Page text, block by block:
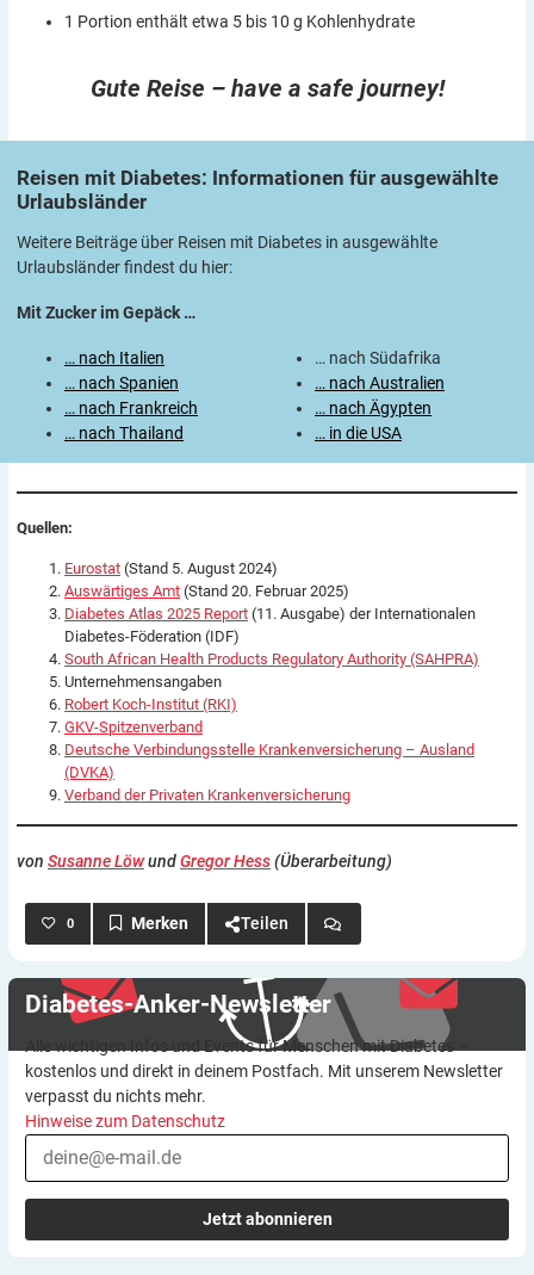
1 Portion enthält etwa 5 bis 10 g Kohlenhydrate
Gute Reise – have a safe journey!
Reisen mit Diabetes: Informationen für ausgewählte
Urlaubsländer
Weitere Beiträge über Reisen mit Diabetes in ausgewählte
Urlaubsländer findest du hier:
Mit Zucker im Gepäck …
… nach Italien
… nach Spanien
… nach Frankreich
… nach Thailand
… nach Südafrika
… nach Australien
… nach Ägypten
… in die USA
Quellen:
Eurostat (Stand 5. August 2024)
Auswärtiges Amt (Stand 20. Februar 2025)
Diabetes Atlas 2025 Report (11. Ausgabe) der Internationalen
Diabetes-Föderation (IDF)
South African Health Products Regulatory Authority (SAHPRA)
Unternehmensangaben
Robert Koch-Institut (RKI)
GKV-Spitzenverband
Deutsche Verbindungsstelle Krankenversicherung – Ausland
(DVKA)
Verband der Privaten Krankenversicherung
von Susanne LöwundGregor Hess(Überarbeitung)
0 Teilen
Diabetes-Anker-Newsletter
Alle wichtigen Infos und Events für Menschen mit Diabetes –
kostenlos und direkt in deinem Postfach. Mit unserem Newsletter
verpasst du nichts mehr.
Hinweise zum Datenschutz
Jetzt abonnieren